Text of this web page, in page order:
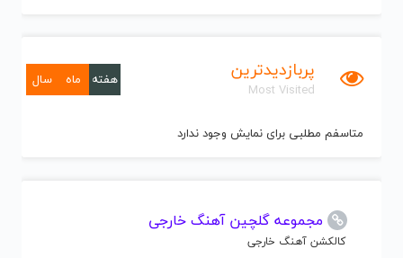
پربازدیدترین
Most Visited
هفته ماه سال
متاسفم مطلبی برای نمایش وجود ندارد
مجموعه گلچین آهنگ خارجی
کالکشن آهنگ خارجی